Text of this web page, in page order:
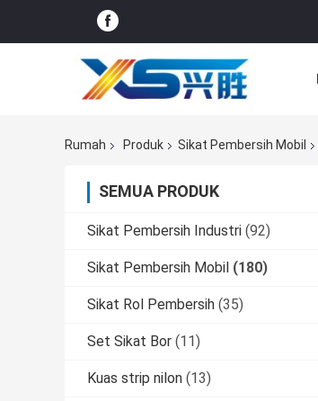
Rumah
Produk Sikat Pembersih Mobil
SEMUA PRODUK
Sikat Pembersih Industri (92)
Sikat Pembersih Mobil (180)
Sikat Rol Pembersih (35)
Set Sikat Bor (11)
Kuas strip nilon (13)